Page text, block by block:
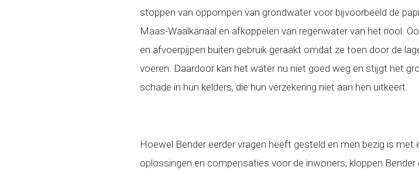
stoppen van oppompen van grondwater voor bijvoorbeeld de
Maas-Waalkanaal en afkoppelen van regenwater van het riool.
en afvoerpijpen buiten gebruik geraakt omdat ze toen door de
voeren. Daardoor kan het water nu niet goed weg en stijgt het
schade in hun kelders, die hun verzekering niet aan hen uitkeert.
Hoewel Bender eerder vragen heeft gesteld en men bezig is
oplossingen en compensaties voor de inwoners, kloppen